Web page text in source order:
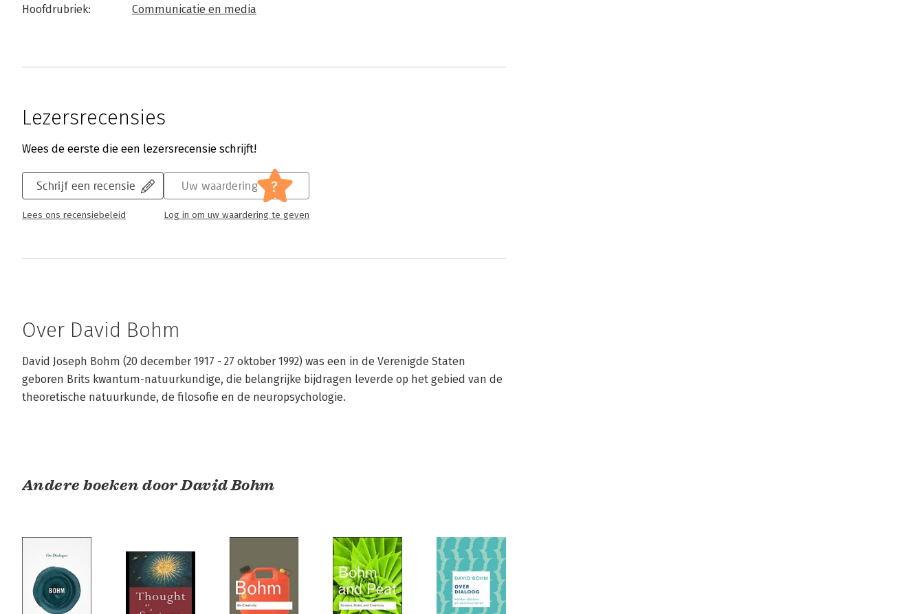
Hoofdrubriek: Communicatie en media
Lezersrecensies
Wees de eerste die een lezersrecensie schrijft!
Schrijf een recensie
Lees ons recensiebeleid
Uw waardering ?
Log in om uw waardering te geven
Over David Bohm
David Joseph Bohm (20 december 1917 - 27 oktober 1992) was een in de Verenigde Staten
geboren Brits kwantum-natuurkundige, die belangrijke bijdragen leverde op het gebied van de
theoretische natuurkunde, de filosofie en de neuropsychologie.
Andere boeken door David Bohm